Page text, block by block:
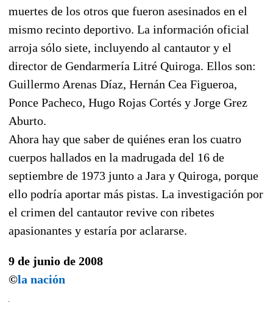
muertes de los otros que fueron asesinados en el
mismo recinto deportivo. La información oficial
arroja sólo siete, incluyendo al cantautor y el
director de Gendarmería Litré Quiroga. Ellos son:
Guillermo Arenas Díaz, Hernán Cea Figueroa,
Ponce Pacheco, Hugo Rojas Cortés y Jorge Grez
Aburto.
Ahora hay que saber de quiénes eran los cuatro
cuerpos hallados en la madrugada del 16 de
septiembre de 1973 junto a Jara y Quiroga, porque
ello podría aportar más pistas. La investigación por
el crimen del cantautor revive con ribetes
apasionantes y estaría por aclararse.
9 de junio de 2008
©la nación